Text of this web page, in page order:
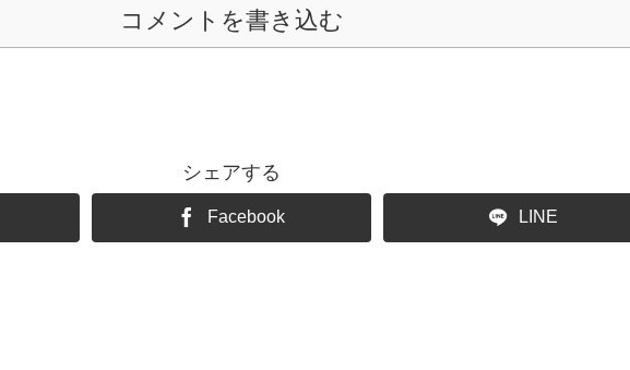
コメントを書き込む
シェアする
Facebook LINE